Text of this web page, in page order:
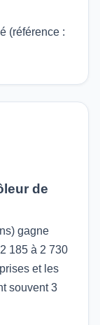
(référence :
de
gagne
185 à 2 730
et les
souvent 3